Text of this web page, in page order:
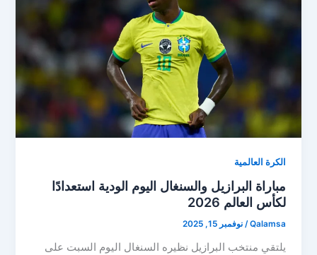
الكرة العالمية
مباراة البرازيل والسنغال اليوم الودية استعدادًا
لكأس العالم 2026
Qalamsa
/نوفمبر 15, 2025
يلتقي منتخب البرازيل نظيره السنغال اليوم السبت على